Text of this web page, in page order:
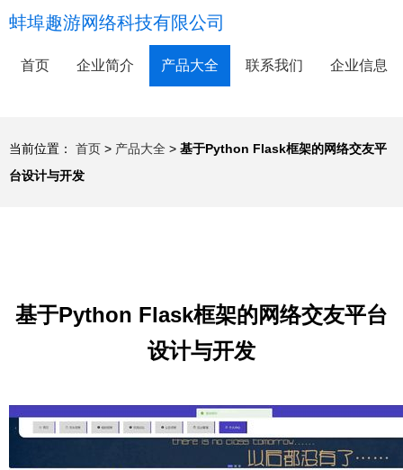
蚌埠趣游网络科技有限公司
首页 企业简介 产品大全 联系我们 企业信息
当前位置： 首页 > 产品大全 > 基于Python Flask框架的网络交友平
台设计与开发
基于Python Flask框架的网络交友平台
设计与开发